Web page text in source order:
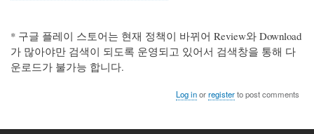
* 구글 플레이 스토어는 현재 정책이 바뀌어 Review와 Download
가 많아야만 검색이 되도록 운영되고 있어서 검색창을 통해 다
운로드가 불가능 합니다.
Log inorregisterto post comments